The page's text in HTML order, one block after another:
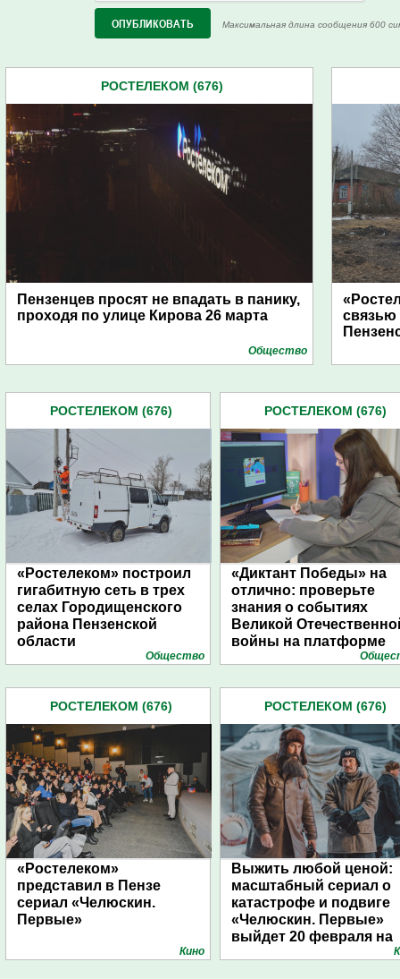
Максимальная длина сообщения 600
РОСТЕЛЕКОМ (676)
Пензенцев просят не впадать в панику,
проходя по улице Кирова 26 марта
Общество
связью
РОСТЕЛЕКОМ (676)
«Ростелеком» построил
гигабитную сеть в трех
селах Городищенского
района Пензенской
области
Общество
РОСТЕЛЕКОМ (676)
«Диктант Победы» на
отлично: проверьте
знания о событиях
Великой
войны на платформе
«Ростелеком. Лицей»
РОСТЕЛЕКОМ (676)
«Ростелеком»
представил в Пензе
сериал «Челюскин.
Первые»
Кино
РОСТЕЛЕКОМ (676)
Выжить любой ценой:
масштабный сериал о
катастрофе и подвиге
«Челюскин. Первые»
выйдет 20 февраля на